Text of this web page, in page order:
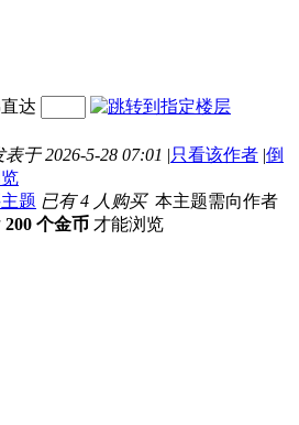
达
表于 2026-5-28 07:01 |只看该作者 |倒
题 已有 4 人购买 本主题需向作者
200 个金币 才能浏览